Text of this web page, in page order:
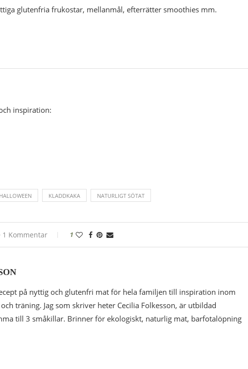
glutenfria frukostar, mellanmål, efterrätter smoothies mm.
inspiration:
HALLOWEEN KLADDKAKA NATURLIGT SÖTAT
1 Kommentar 1
på nyttig och glutenfri mat för hela familjen till inspiration inom
träning. Jag som skriver heter Cecilia Folkesson, är utbildad
till 3 småkillar. Brinner för ekologiskt, naturlig mat, barfotalöpning